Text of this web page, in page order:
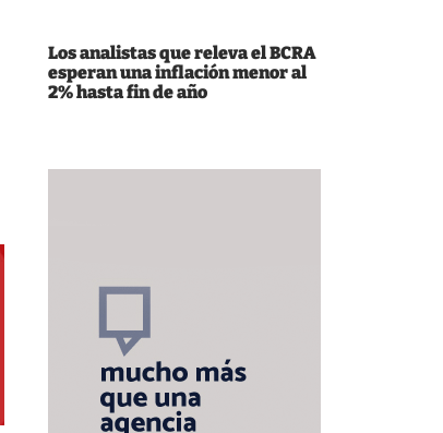
Los analistas que releva el BCRA
esperan una inflación menor al
2% hasta fin de año